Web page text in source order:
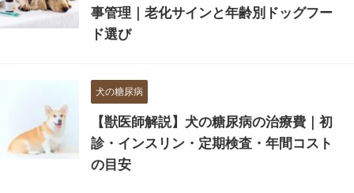
事管理｜老化サインと年齢別ドッグフー
ド選び
犬の糖尿病
【獣医師解説】犬の糖尿病の治療費｜初
診・インスリン・定期検査・年間コスト
の目安